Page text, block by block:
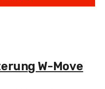
W-Move